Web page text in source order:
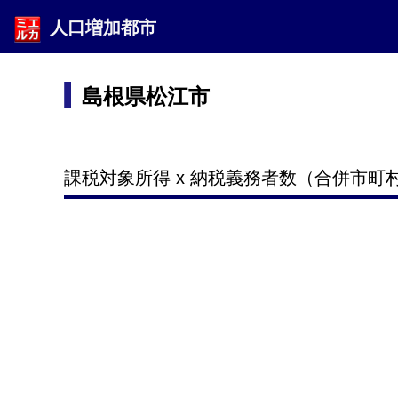
人口増加都市
島根県松江市
課税対象所得 x 納税義務者数（合併市町